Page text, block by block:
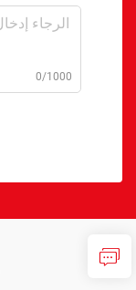
0/1000